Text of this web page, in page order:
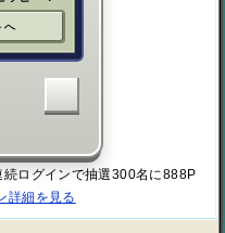
へ
ログインで抽選300名に888P
詳細を見る